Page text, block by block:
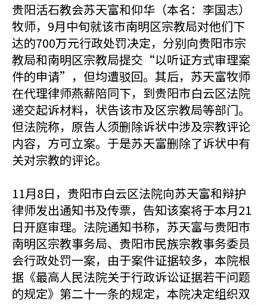
贵阳活石教会苏天富和仰华（本名：李国志）
牧师，9月中旬就该市南明区宗教局对他们下
达的700万元行政处罚决定，分别向贵阳市宗
教局和南明区宗教局提交“以听证方式审理案
件的申请”，但均遭驳回。其后，苏天富牧师
在代理律师燕薪陪同下，到贵阳市白云区法院
递交起诉材料，状告该市及区宗教局等部门。
但法院称，原告人须删除诉状中涉及宗教评论
内容，方可立案。于是苏天富删除了诉状中有
关对宗教的评论。
11月8日，贵阳市白云区法院向苏天富和辩护
律师发出通知书及传票，告知该案将于本月21
日开庭审理。法院通知书称，苏天富与贵阳市
南明区宗教事务局、贵阳市民族宗教事务委员
会行政处罚一案，由于案件证据较多，本院根
据《最高人民法院关于行政诉讼证据若干问题
的规定》第二十一条的规定，本院决定组织双